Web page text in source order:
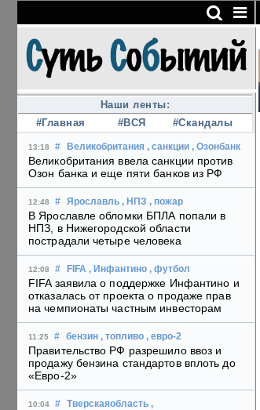
Наши ленты:
#Главная
#ВСЯ #Скандалы
13:18 # Великобритания , санкции , Озонбанк
Великобритания ввела санкции против
Озон банка и еще пяти банков из РФ
12:48 # Ярославль , НПЗ , пожар
В Ярославле обломки БПЛА попали в
НПЗ, в Нижегородской области
пострадали четыре человека
12:08 # FIFA , Инфантино , футбол
FIFA заявила о поддержке Инфантино и
отказалась от проекта о продаже прав
на чемпионаты частным инвесторам
11:25 # бензин , топливо , евро-2
Правительство РФ разрешило ввоз и
продажу бензина стандартов вплоть до
«Евро-2»
10:04 # Тверскаяобласть ,